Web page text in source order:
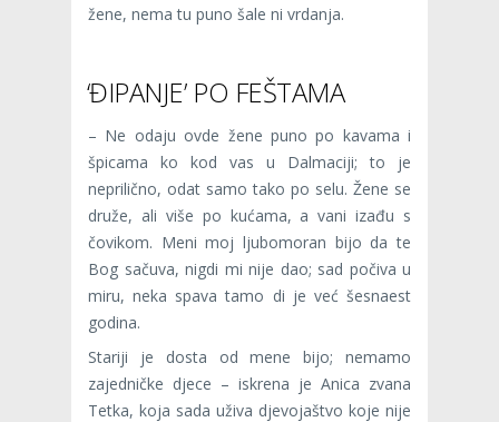
žene, nema tu puno šale ni vrdanja.
‘ĐIPANJE’ PO FEŠTAMA
– Ne odaju ovde žene puno po kavama i
špicama ko kod vas u Dalmaciji; to je
neprilično, odat samo tako po selu. Žene se
druže, ali više po kućama, a vani izađu s
čovikom. Meni moj ljubomoran bijo da te
Bog sačuva, nigdi mi nije dao; sad počiva u
miru, neka spava tamo di je već šesnaest
godina.
Stariji je dosta od mene bijo; nemamo
zajedničke djece – iskrena je Anica zvana
Tetka, koja sada uživa djevojaštvo koje nije